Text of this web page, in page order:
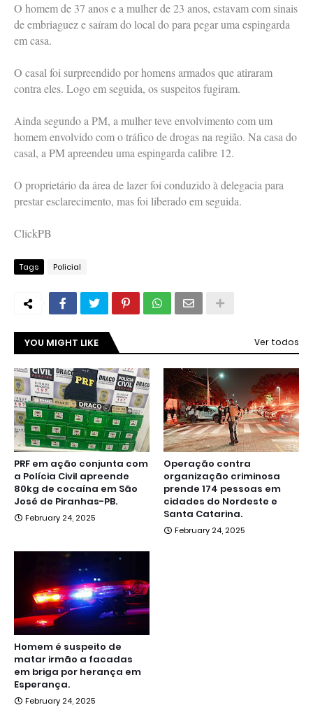
O homem de 37 anos e a mulher de 23 anos, estavam com sinais
de embriaguez e saíram do local do para pegar uma espingarda
em casa.
O casal foi surpreendido por homens armados que atiraram
contra eles. Logo em seguida, os suspeitos fugiram.
Ainda segundo a PM, a mulher teve envolvimento com um
homem envolvido com o tráfico de drogas na região. Na casa do
casal, a PM apreendeu uma espingarda calibre 12.
O proprietário da área de lazer foi conduzido à delegacia para
prestar esclarecimento, mas foi liberado em seguida.
ClickPB
Tags Policial
YOU MIGHT LIKE Ver todos
PRF em ação conjunta com
a Polícia Civil apreende
80kg de cocaína em São
José de Piranhas-PB.
February 24, 2025
Operação contra
organização criminosa
prende 174 pessoas em
cidades do Nordeste e
Santa Catarina.
February 24, 2025
Homem é suspeito de
matar irmão a facadas
em briga por herança em
Esperança.
February 24, 2025